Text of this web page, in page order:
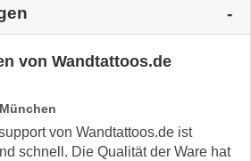
von Wandtattoos.de
von Wandtattoos.de ist
schnell. Die Qualität der Ware hat